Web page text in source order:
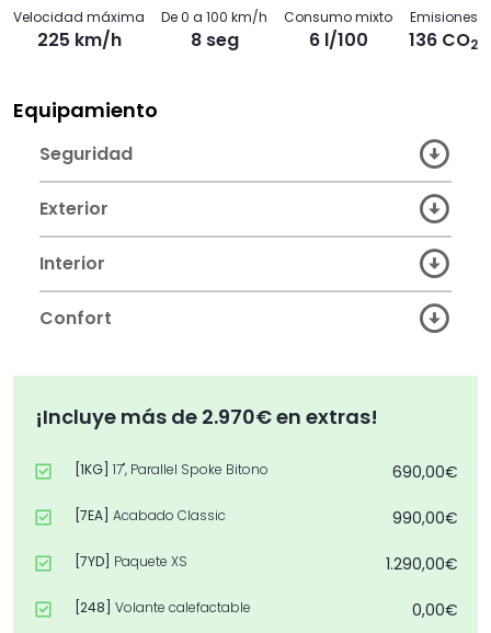
Velocidad máxima
225 km/h
De 0 a 100 km/h
8 seg
Consumo mixto
6 l/100
Emisiones
136 CO2
Equipamiento
Seguridad
Exterior
Interior
Confort
¡Incluye más de 2.970€ en extras!
[1KG] 17", Parallel Spoke Bitono 690,00€
[7EA] Acabado Classic 990,00€
[7YD] Paquete XS 1.290,00€
[248] Volante calefactable 0,00€